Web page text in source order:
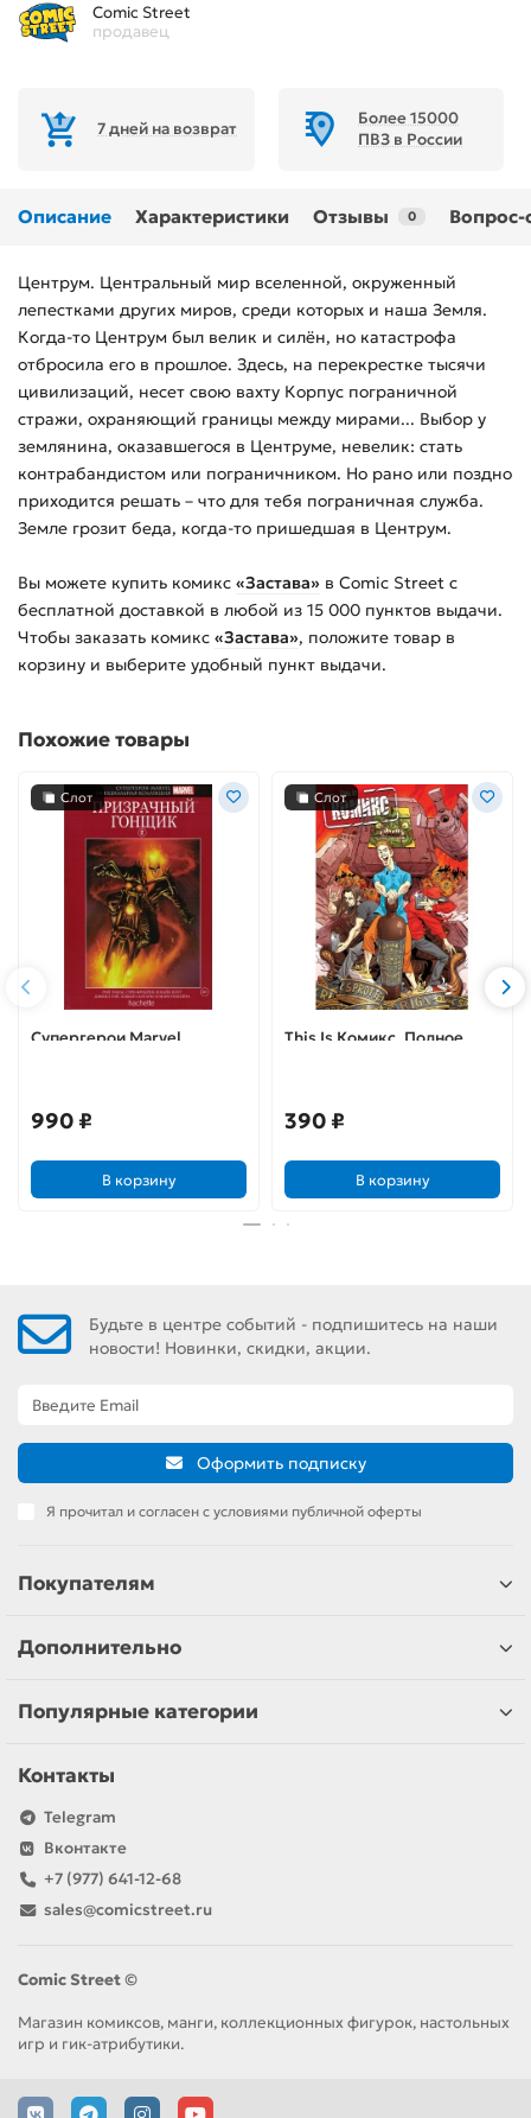
Comic Street
продавец
7 дней на возврат
Более 15000
ПВЗ в России
Описание Характеристики Отзывы 0 Вопрос-
Центрум. Центральный мир вселенной, окруженный
лепестками других миров, среди которых и наша Земля.
Когда-то Центрум был велик и силён, но катастрофа
отбросила его в прошлое. Здесь, на перекрестке тысячи
цивилизаций, несет свою вахту Корпус пограничной
стражи, охраняющий границы между мирами... Выбор у
землянина, оказавшегося в Центруме, невелик: стать
контрабандистом или пограничником. Но рано или поздно
приходится решать – что для тебя пограничная служба.
Земле грозит беда, когда-то пришедшая в Центрум.
Вы можете купить комикс «Застава» в Comic Street с
бесплатной доставкой в любой из 15 000 пунктов выдачи.
Чтобы заказать комикс «Застава», положите товар в
корзину и выберите удобный пункт выдачи.
Похожие товары
Слот
Супергерои Marvel.
990 ₽
В корзину
Слот
This Is Комикс. Полное
390 ₽
В корзину
Будьте в центре событий - подпишитесь на наши
новости! Новинки, скидки, акции.
Оформить подписку
Я прочитал и согласен с условиями публичной оферты
Покупателям
Дополнительно
Популярные категории
Контакты
Telegram
Вконтакте
+7 (977) 641-12-68
sales@comicstreet.ru
Comic Street ©
Магазин комиксов, манги, коллекционных фигурок, настольных
игр и гик-атрибутики.